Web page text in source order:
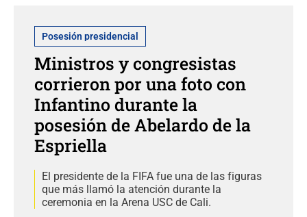
Posesión presidencial
Ministros y congresistas
corrieron por una foto con
Infantino durante la
posesión de Abelardo de la
Espriella
El presidente de la FIFA fue una de las figuras
que más llamó la atención durante la
ceremonia en la Arena USC de Cali.